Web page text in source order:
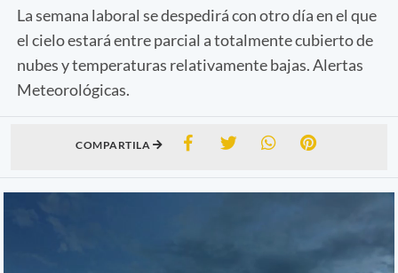
La semana laboral se despedirá con otro día en el que
el cielo estará entre parcial a totalmente cubierto de
nubes y temperaturas relativamente bajas. Alertas
Meteorológicas.
COMPARTILA